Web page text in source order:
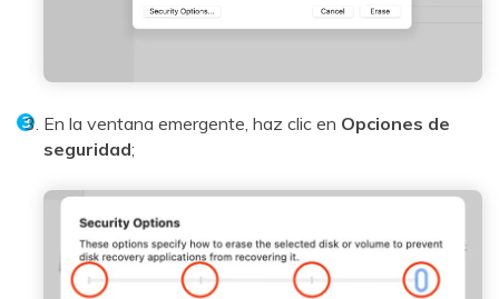
En la ventana emergente, haz clic en Opciones de
seguridad;